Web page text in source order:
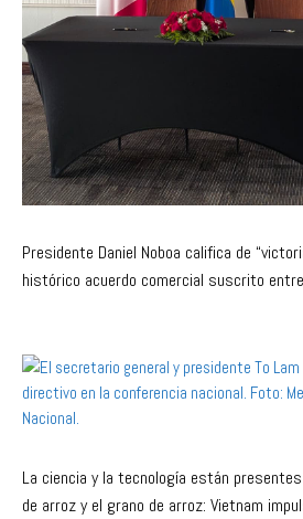
Presidente Daniel Noboa califica de
histórico acuerdo comercial suscrito
La ciencia y la tecnología están
de arroz y el grano de arroz: Vietnam